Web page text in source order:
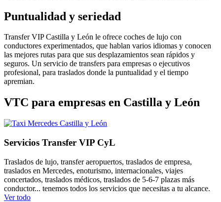
Puntualidad y seriedad
Transfer VIP Castilla y León le ofrece coches de lujo con
conductores experimentados, que hablan varios idiomas y conocen
las mejores rutas para que sus desplazamientos sean rápidos y
seguros. Un servicio de transfers para empresas o ejecutivos
profesional, para traslados donde la puntualidad y el tiempo
apremian.
VTC para empresas en Castilla y León
Servicios Transfer VIP CyL
Traslados de lujo, transfer aeropuertos, traslados de empresa,
traslados en Mercedes, enoturismo, internacionales, viajes
concertados, traslados médicos, traslados de 5-6-7 plazas más
conductor... tenemos todos los servicios que necesitas a tu alcance.
Ver todo